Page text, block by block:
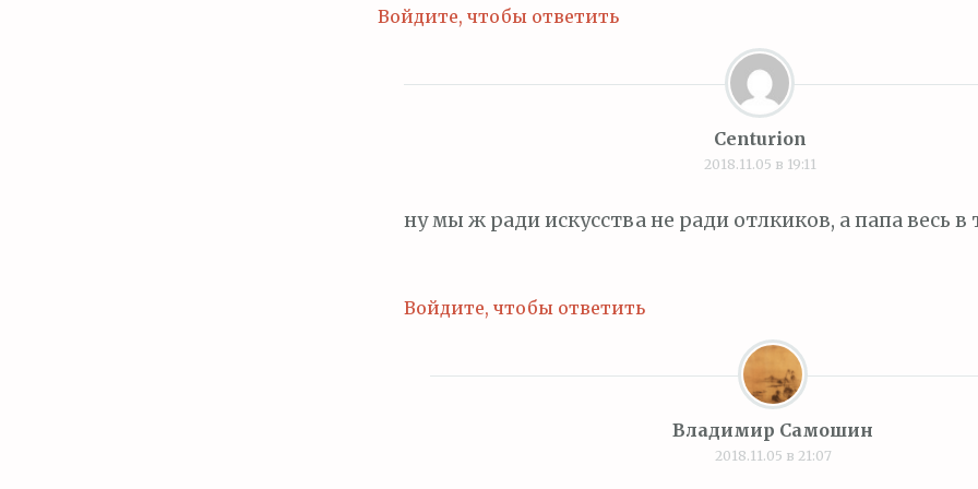
Войдите, чтобы ответить
Centurion
2018.11.05 в 19:11
ну мы ж ради искусства не ради отлкиков, а папа весь в
Войдите, чтобы ответить
Владимир Самошин
2018.11.05 в 21:07